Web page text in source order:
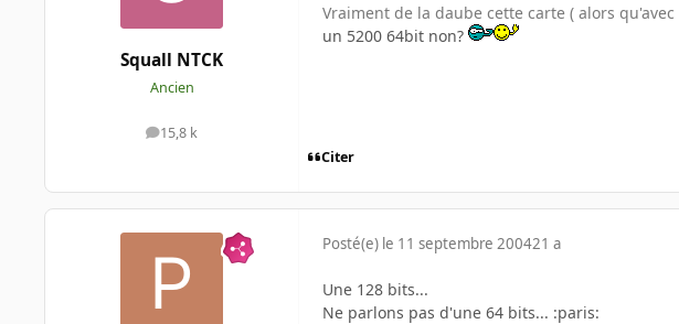
Squall NTCK
Ancien
15,8 k
messages
Vraiment de la daube cette carte ( alors
un 5200 64bit non?
Citer
Posté(e) le 11 septembre 200421 a
Une 128 bits...
Ne parlons pas d'une 64 bits... :paris: